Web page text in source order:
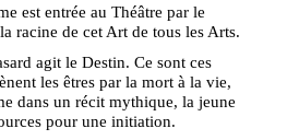
est entrée au Théâtre par le
racine de cet Art de tous les Arts.
agit le Destin. Ce sont ces
les êtres par la mort à la vie,
dans un récit mythique, la jeune
pour une initiation.